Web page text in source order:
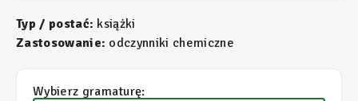
Typ / postać: książki
Zastosowanie: odczynniki chemiczne
Wybierz gramaturę: